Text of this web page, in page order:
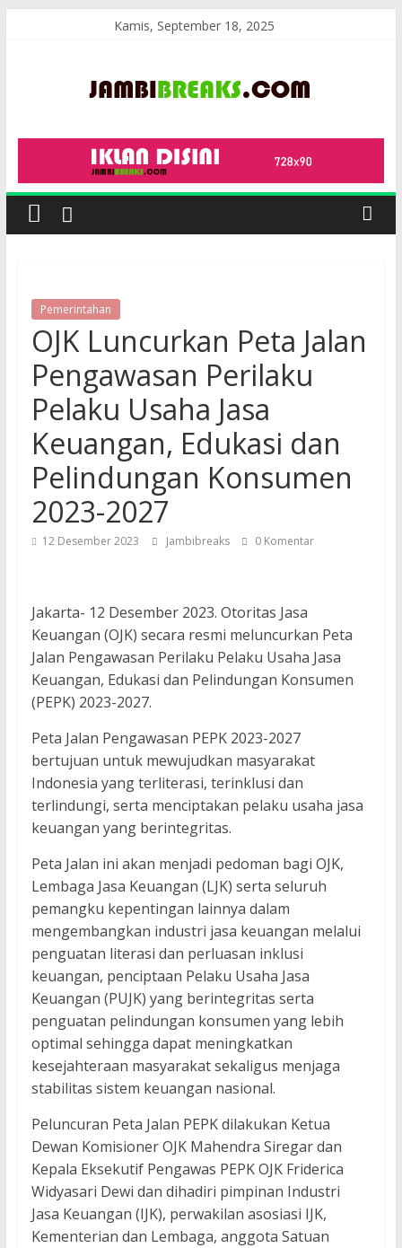
Kamis, September 18, 2025
JambiBreaks
Pemerintahan
OJK Luncurkan Peta Jalan
Pengawasan Perilaku
Pelaku Usaha Jasa
Keuangan, Edukasi dan
Pelindungan Konsumen
2023-2027
12 Desember 2023 Jambibreaks 0 Komentar
Jakarta- 12 Desember 2023. Otoritas Jasa
Keuangan (OJK) secara resmi meluncurkan Peta
Jalan Pengawasan Perilaku Pelaku Usaha Jasa
Keuangan, Edukasi dan Pelindungan Konsumen
(PEPK) 2023-2027.
Peta Jalan Pengawasan PEPK 2023-2027
bertujuan untuk mewujudkan masyarakat
Indonesia yang terliterasi, terinklusi dan
terlindungi, serta menciptakan pelaku usaha jasa
keuangan yang berintegritas.
Peta Jalan ini akan menjadi pedoman bagi OJK,
Lembaga Jasa Keuangan (LJK) serta seluruh
pemangku kepentingan lainnya dalam
mengembangkan industri jasa keuangan melalui
penguatan literasi dan perluasan inklusi
keuangan, penciptaan Pelaku Usaha Jasa
Keuangan (PUJK) yang berintegritas serta
penguatan pelindungan konsumen yang lebih
optimal sehingga dapat meningkatkan
kesejahteraan masyarakat sekaligus menjaga
stabilitas sistem keuangan nasional.
Peluncuran Peta Jalan PEPK dilakukan Ketua
Dewan Komisioner OJK Mahendra Siregar dan
Kepala Eksekutif Pengawas PEPK OJK Friderica
Widyasari Dewi dan dihadiri pimpinan Industri
Jasa Keuangan (IJK), perwakilan asosiasi IJK,
Kementerian dan Lembaga, anggota Satuan